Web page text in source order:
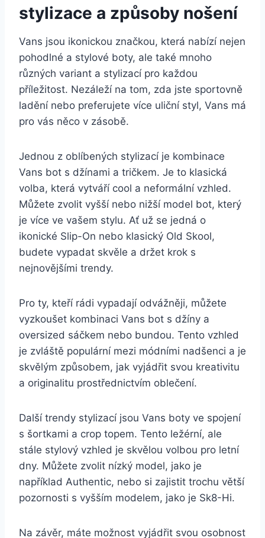
stylizace a způsoby nošení
Vans jsou ikonickou ⁣značkou, která nabízí nejen⁢
pohodlné a stylové boty, ale také⁣ mnoho
různých variant a stylizací pro každou
příležitost. Nezáleží na tom, zda jste sportovně
ladění nebo preferujete více uliční styl, Vans má
pro vás⁣ něco v zásobě.
Jednou ‍z oblíbených ‍stylizací je kombinace
Vans bot ⁣s ⁤džínami a ⁣tričkem. Je to‌ klasická
volba, která vytváří cool a ​neformální vzhled.
Můžete zvolit vyšší nebo⁤ nižší⁣ model bot, který
⁣je⁢ více ve vašem stylu. Ať už se jedná o
ikonické Slip-On nebo klasický Old Skool,
budete ​vypadat‌ skvěle a držet krok s
nejnovějšími ⁢trendy.
Pro ‌ty, kteří rádi vypadají odvážněji, můžete
vyzkoušet kombinaci ‍Vans bot‌ s džíny ⁤a
oversized sáčkem nebo bundou. Tento ⁢vzhled
je zvláště populární mezi módními nadšenci⁤ a je
skvělým způsobem, jak vyjádřit svou kreativitu
a originalitu ⁢prostřednictvím oblečení.
Další‌ trendy stylizací jsou Vans boty ve spojení ​
s šortkami⁢ a crop topem. Tento ležérní, ale
stále stylový vzhled je skvělou volbou pro letní
dny.⁤ Můžete zvolit nízký model, jako je
například Authentic, nebo si zajistit⁣ trochu větší
pozornosti s ⁣vyšším modelem, jako ‌je⁤ Sk8-Hi.
Na závěr, máte možnost vyjádřit svou osobnost‌